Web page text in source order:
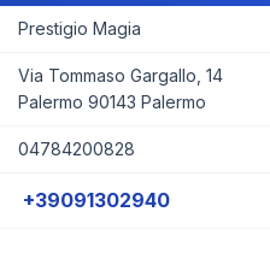
Prestigio Magia
Via Tommaso Gargallo, 14
Palermo 90143 Palermo
04784200828
+39091302940